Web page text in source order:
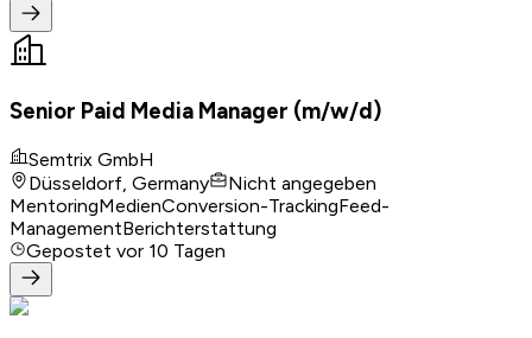
Senior Paid Media Manager (m/w/d)
Semtrix GmbH
Düsseldorf, Germany
Nicht angegeben
MentoringMedienConversion-TrackingFeed-
ManagementBerichterstattung
Gepostet vor 10 Tagen